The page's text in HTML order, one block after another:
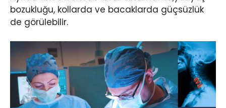
bozukluğu, kollarda ve bacaklarda güçsüzlük
de görülebilir.